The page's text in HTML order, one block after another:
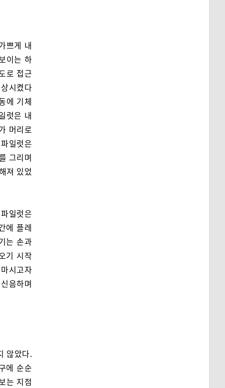
쁘게 내
이는 하
로 접근
시켰다
에 기체
럿은 내
머리로
일럿은
그리며
져 있었
일럿은
에 플레
는 손과
기 시작
시고자
음하며
않았다.
에 순순
는 지점